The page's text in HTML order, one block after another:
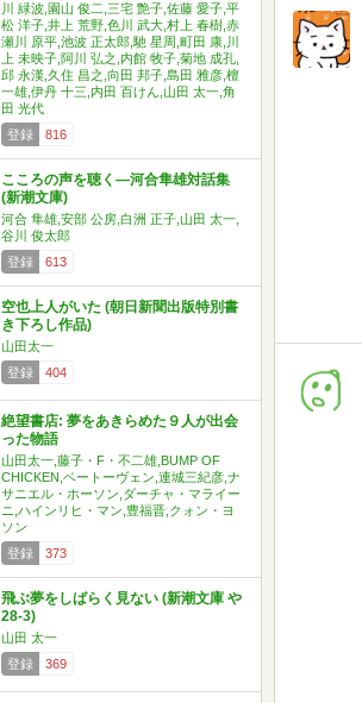
川 緑波,園山 俊二,三宅 艶子,佐藤 愛子,平
松 洋子,井上 荒野,色川 武大,村上 春樹,赤
瀬川 原平,池波 正太郎,馳 星周,町田 康,川
上 未映子,阿川 弘之,内館 牧子,菊地 成孔,
邱 永漢,久住 昌之,向田 邦子,島田 雅彦,檀
一雄,伊丹 十三,内田 百けん,山田 太一,角
田 光代
登録
816
こころの声を聴く―河合隼雄対話集
(新潮文庫)
河合 隼雄,安部 公房,白洲 正子,山田 太一,
谷川 俊太郎
登録
613
空也上人がいた (朝日新聞出版特別書
き下ろし作品)
山田太一
登録
404
絶望書店: 夢をあきらめた９人が出会
った物語
山田太一,藤子・F・不二雄,BUMP OF
CHICKEN,ベートーヴェン,連城三紀彦,ナ
サニエル・ホーソン,ダーチャ・マライー
ニ,ハインリヒ・マン,豊福晋,クォン・ヨ
ソン
登録
373
飛ぶ夢をしばらく見ない (新潮文庫 や
28-3)
山田 太一
登録
369